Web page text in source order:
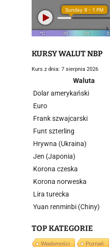
KURSY WALUT NBP
Kurs z dnia: 7 sierpnia 2026
Waluta
Dolar amerykański
Euro
Frank szwajcarski
Funt szterling
Hrywna (Ukraina)
Jen (Japonia)
Korona czeska
Korona norweska
Lira turecka
Yuan renminbi (Chiny)
TOP KATEGORIE
Wiadomości Poznań